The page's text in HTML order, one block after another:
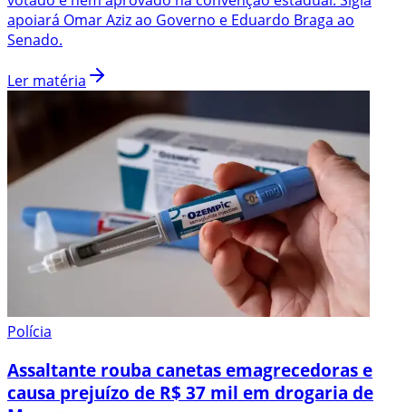
apoiará Omar Aziz ao Governo e Eduardo Braga ao
Senado.
Ler matéria
Polícia
Assaltante rouba canetas emagrecedoras e
causa prejuízo de R$ 37 mil em drogaria de